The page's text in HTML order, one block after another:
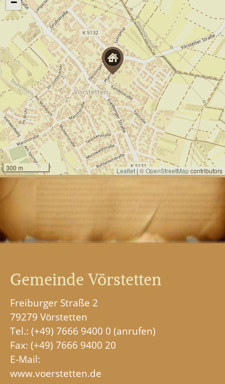
Gemeinde Vörstetten
Freiburger Straße 2
79279 Vörstetten
Tel.: (+49) 7666 9400 0
Fax: (+49) 7666 9400 20
E-Mail:
www.voerstetten.de